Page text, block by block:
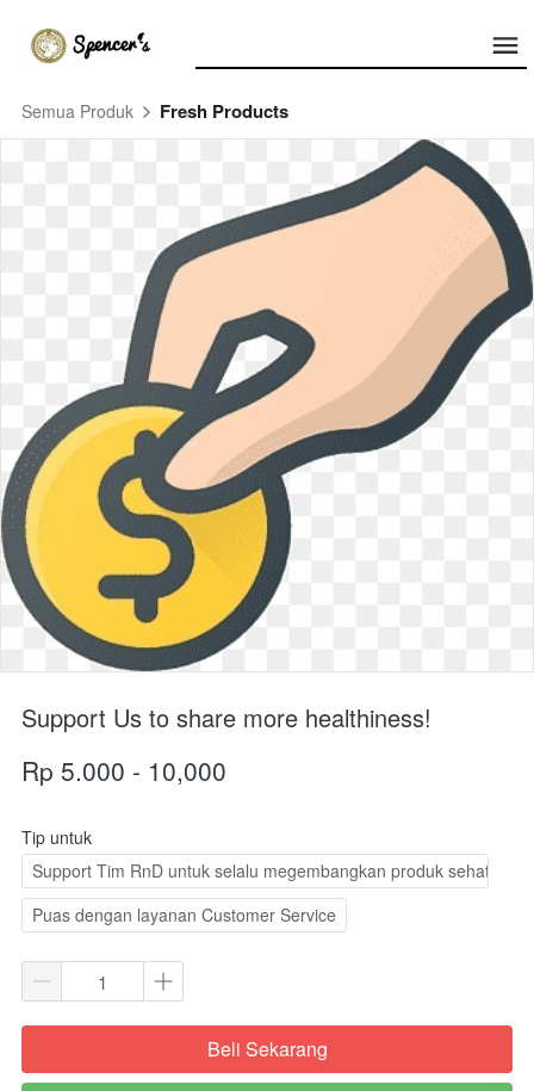
Semua Produk Fresh Products
Support Us to share more healthiness!
Rp 5.000 - 10,000
Tip untuk
Support Tim RnD untuk selalu megembangkan produk sehat &
Puas dengan layanan Customer Service
`Beli Sekarang